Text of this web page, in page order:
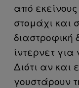
από
στομάχι και
διαστροφική
ίντερνετ
Διότι αν και
γουστάρουν